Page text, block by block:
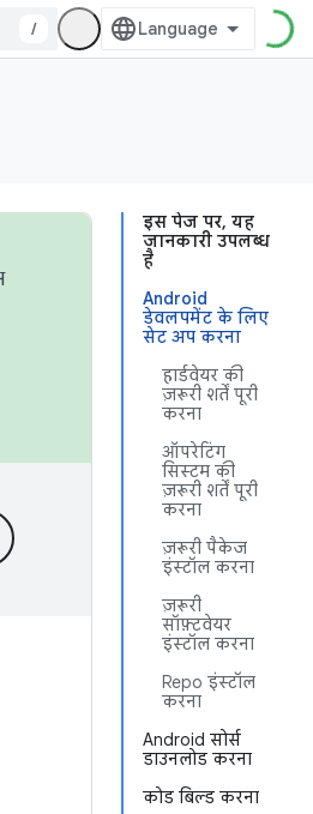
/
इस पेज पर, यह
जानकारी उपलब्ध
है
Android
डेवलपमेंट के लिए
सेट अप करना
हार्डवेयर की
ज़रूरी शर्तें पूरी
करना
ऑपरेटिंग
सिस्टम की
ज़रूरी शर्तें पूरी
करना
ज़रूरी पैकेज
इंस्टॉल करना
ज़रूरी
सॉफ़्टवेयर
इंस्टॉल करना
Repo इंस्टॉल
करना
Android सोर्स
डाउनलोड करना
कोड बिल्ड करना